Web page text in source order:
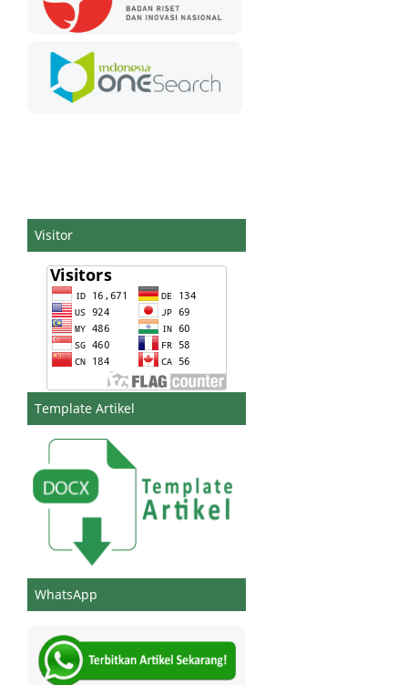
Visitor
Template Artikel
WhatsApp